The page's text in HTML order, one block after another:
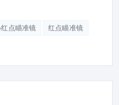
点瞄准镜 红点瞄准镜